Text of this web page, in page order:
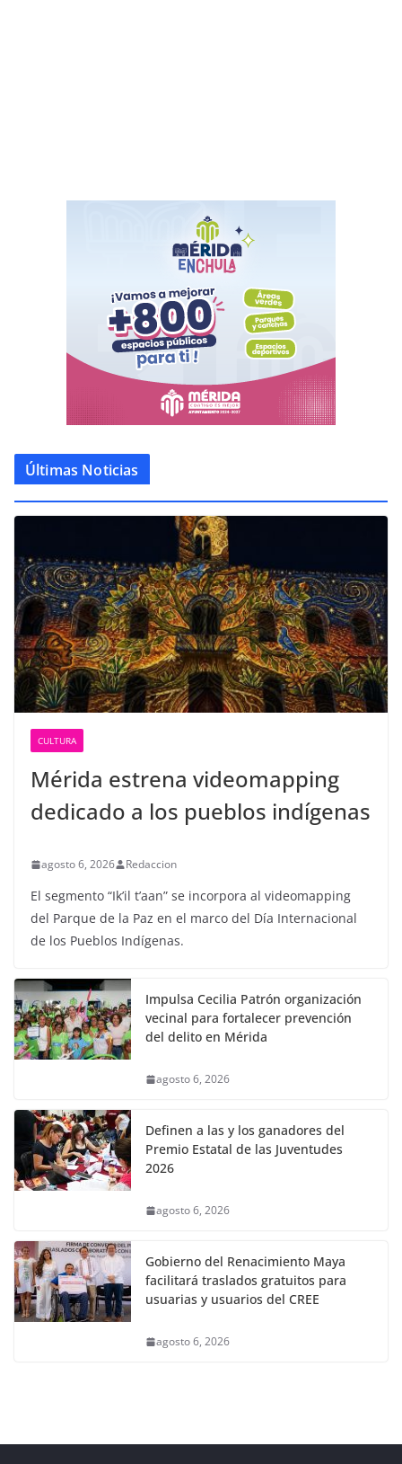
Últimas Noticias
CULTURA
Mérida estrena videomapping
dedicado a los pueblos indígenas
agosto 6, 2026 Redaccion
El segmento “Ik’il t’aan” se incorpora al videomapping
del Parque de la Paz en el marco del Día Internacional
de los Pueblos Indígenas.
Impulsa Cecilia Patrón organización
vecinal para fortalecer prevención
del delito en Mérida
agosto 6, 2026
Definen a las y los ganadores del
Premio Estatal de las Juventudes
2026
agosto 6, 2026
Gobierno del Renacimiento Maya
facilitará traslados gratuitos para
usuarias y usuarios del CREE
agosto 6, 2026